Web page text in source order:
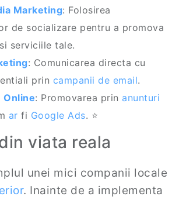
Marketing: Folosirea
de socializare pentru a promova
serviciile tale.
: Comunicarea directa cu
prin campanii de email.
Online: Promovarea prin anunturi
ar fi Google Ads. ⭐
viata reala
unei mici companii locale
. Inainte de a implementa